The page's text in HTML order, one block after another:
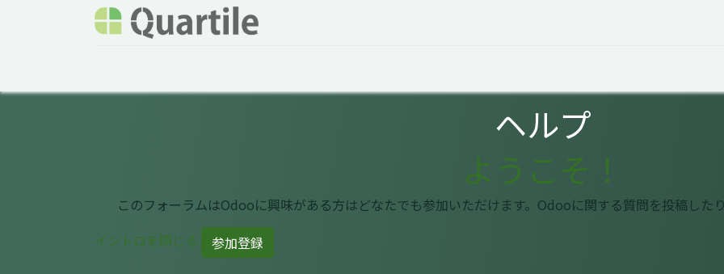
ヘルプ
ようこそ！
このフォーラムはOdooに興味がある方はどなたでも参加いただけます。Odooに関する質問を投稿した
イントロを閉じる
参加登録